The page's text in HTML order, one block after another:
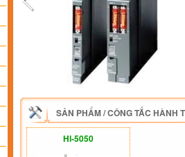
SẢN PHẨM/CÔNG TẮC HÀNH
Hl-5050